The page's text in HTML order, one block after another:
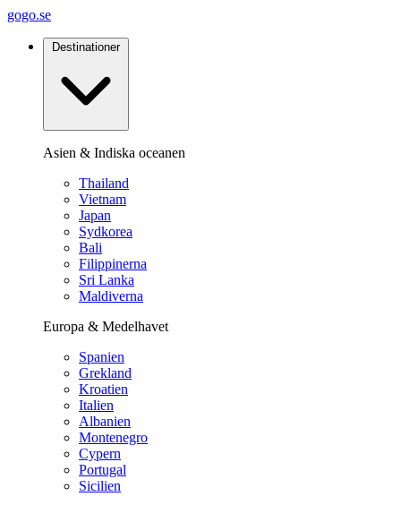
gogo.se
Destinationer
Asien & Indiska oceanen
Thailand
Vietnam
Japan
Sydkorea
Bali
Filippinerna
Sri Lanka
Maldiverna
Europa & Medelhavet
Spanien
Grekland
Kroatien
Italien
Albanien
Montenegro
Cypern
Portugal
Sicilien